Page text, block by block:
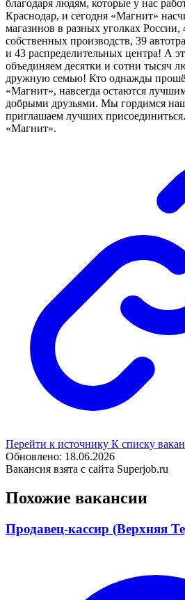
благодаря людям, которые у нас
Краснодар, и сегодня «Магнит»
магазинов в разных уголках России,
собственных производств, 39
и 43 распределительных центра! А
объединяем десятки и сотни тысяч
дружную семью! Кто однажды
«Магнит», навсегда остаются
добрыми друзьями. Мы гордимся
приглашаем лучших
«Магнит».
Перейти к источнику К списку
Обновлено: 18.06.2026
Вакансия взята с сайта Superjob.ru
Похожие вакансии
Продавец-кассир (Верхняя